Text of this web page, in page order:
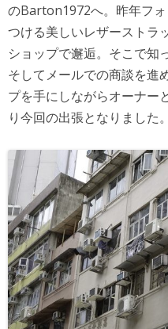
のBarton1972へ。昨年フ
つける美しいレザーストラ
ショップで邂逅。そこで知
そしてメールでの商談を進
プを手にしながらオーナー
り今回の出張となりました。